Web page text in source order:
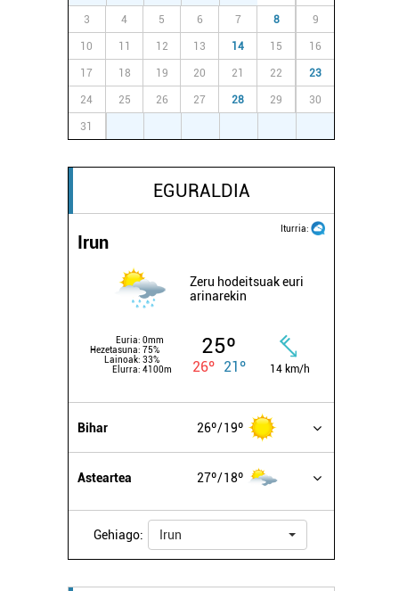
3 4 5 6 7 8 9
10 11 12 13 14 15 16
17 18 19 20 21 22 23
24 25 26 27 28 29 30
31
EGURALDIA
Iturria:
Irun
Zeru hodeitsuak euri
arinarekin
Euria: 0mm
Hezetasuna: 75%
Lainoak: 33%
Elurra: 4100m
25º
26º 21º 14 km/h
Bihar 26º 19º
Asteartea 27º 18º
Gehiago: Irun